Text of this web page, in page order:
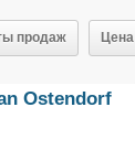
продаж Цена
Ostendorf